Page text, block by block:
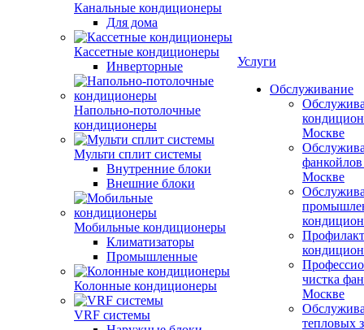
Канальные кондиционеры
Для дома
Кассетные кондиционеры
Инверторные
Напольно-потолочные
кондиционеры
Мульти сплит системы
Внутренние блоки
Внешние блоки
Мобильные кондиционеры
Климатизаторы
Промышленные
Колонные кондиционеры
VRF системы
Услуги
Обслуживание
Москве
Москве
чистка
Москве
тепловых